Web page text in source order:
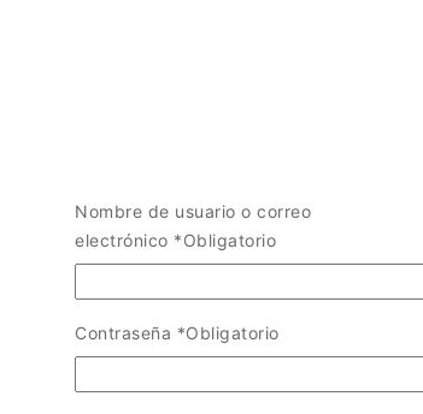
Nombre de usuario o correo
electrónico *Obligatorio
Contraseña *Obligatorio